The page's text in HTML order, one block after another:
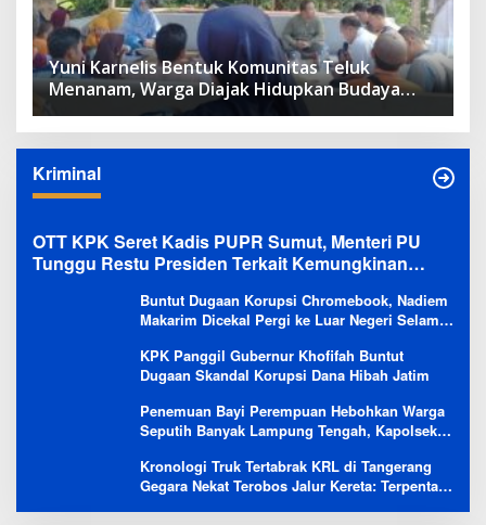
Yuni Karnelis Bentuk Komunitas Teluk
Menanam, Warga Diajak Hidupkan Budaya
Tanam
Kriminal
OTT KPK Seret Kadis PUPR Sumut, Menteri PU
Tunggu Restu Presiden Terkait Kemungkinan
Buntut Dugaan Korupsi Chromebook, Nadiem
Makarim Dicekal Pergi ke Luar Negeri Selama
KPK Panggil Gubernur Khofifah Buntut
Dugaan Skandal Korupsi Dana Hibah Jatim
Penemuan Bayi Perempuan Hebohkan Warga
Seputih Banyak Lampung Tengah, Kapolsek:
Kronologi Truk Tertabrak KRL di Tangerang
Gegara Nekat Terobos Jalur Kereta: Terpental,